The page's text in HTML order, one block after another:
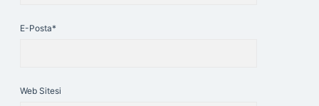
E-Posta*
Web Sitesi